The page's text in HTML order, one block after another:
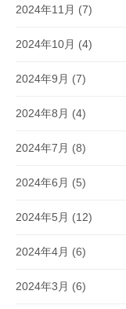
2024年11月 (7)
2024年10月 (4)
2024年9月 (7)
2024年8月 (4)
2024年7月 (8)
2024年6月 (5)
2024年5月 (12)
2024年4月 (6)
2024年3月 (6)